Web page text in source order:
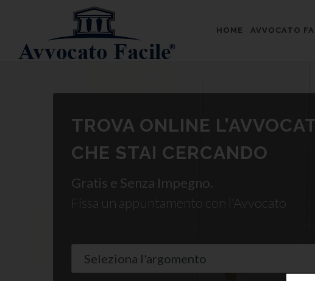
HOME AVVOCATO
TROVA ONLINE
CHE STAI CERCANDO
Gratis e Senza Impegno.
Fissa un appuntamento con l'Avvocato